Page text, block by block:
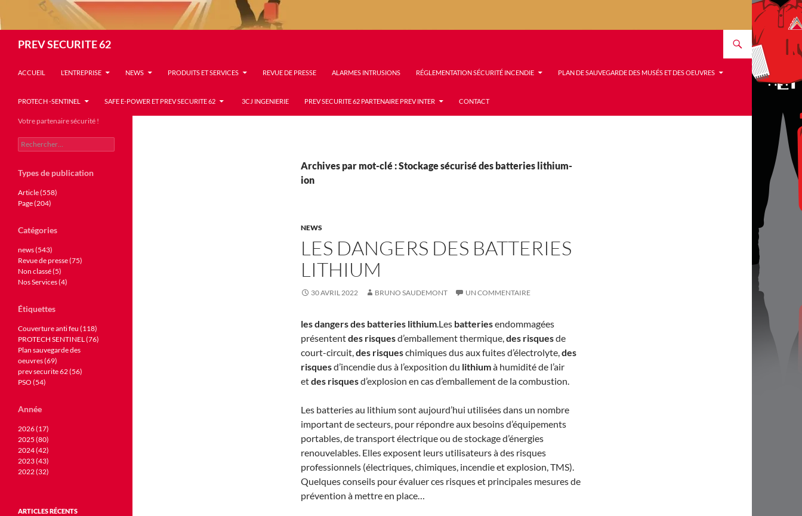
PREV SECURITE 62
ACCUEIL L’ENTREPRISE NEWS PRODUITS ET SERVICES REVUE DE PRESSE ALARMES INTRUSIONS RÉGLEMENTATION SÉCURITÉ INCENDIE PLAN DE SAUVEGARDE DES MUSÉS ET DES OEUVRES
PROTECH -SENTINEL SAFE E-POWER ET PREV SECURITE 62 3CJ INGENIERIE PREV SECURITE 62 PARTENAIRE PREV INTER CONTACT
Archives par mot-clé : Stockage sécurisé des batteries lithium-
ion
NEWS
LES DANGERS DES BATTERIES
LITHIUM
30 AVRIL 2022 BRUNO SAUDEMONT UN COMMENTAIRE
les dangers des batteries lithium.Les batteriesendommagées
présententdes risquesd’emballement thermique,des risquesde
court-circuit,des risqueschimiques dus aux fuites d’électrolyte,des
risquesd’incendie dus à l’exposition du lithiumà humidité de l’air
etdes risquesd’explosion en cas d’emballement de la combustion.
Les batteries au lithium sont aujourd’hui utilisées dans un nombre
important de secteurs, pour répondre aux besoins d’équipements
portables, de transport électrique ou de stockage d’énergies
renouvelables. Elles exposent leurs utilisateurs à des risques
professionnels (électriques, chimiques, incendie et explosion, TMS).
Quelques conseils pour évaluer ces risques et principales mesures de
prévention à mettre en place…
Votre partenaire sécurité !
Rechercher :
Types de publication
Article (558)
Page (204)
Catégories
news (543)
Revue de presse (75)
Non classé (5)
Nos Services (4)
Étiquettes
Couverture anti feu (118)
PROTECH SENTINEL (76)
Plan sauvegarde des
oeuvres (69)
prev securite 62 (56)
PSO (54)
Année
2026 (17)
2025 (80)
2024 (42)
2023 (43)
2022 (32)
ARTICLES RÉCENTS